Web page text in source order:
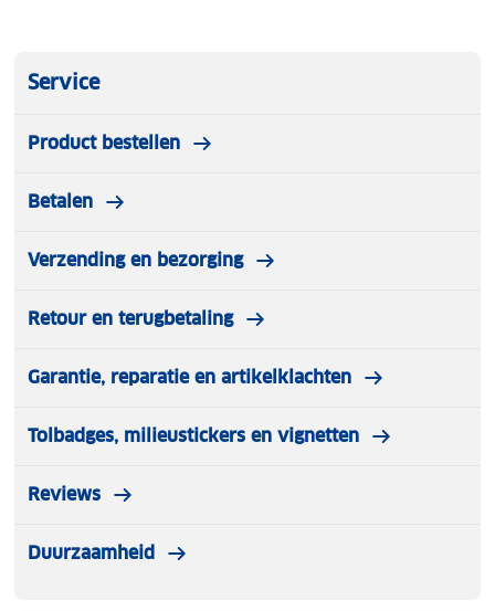
Service
Product bestellen
Betalen
Verzending en bezorging
Retour en terugbetaling
Garantie, reparatie en artikelklachten
Tolbadges, milieustickers en vignetten
Reviews
Duurzaamheid